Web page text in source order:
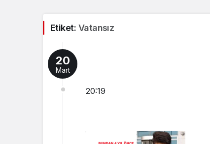
Etiket: Vatansız
20
Mart
20:19